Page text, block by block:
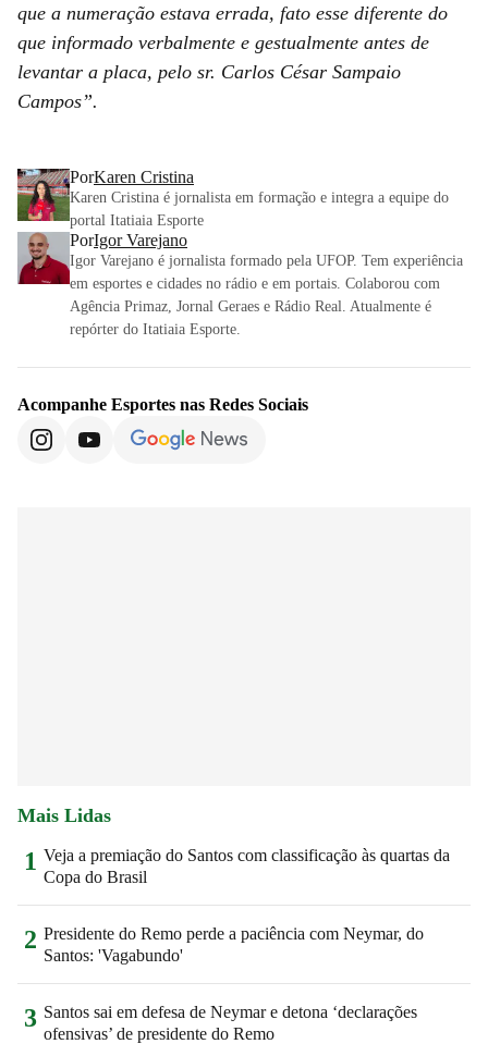
que a numeração estava errada, fato esse diferente do
que informado verbalmente e gestualmente antes de
levantar a placa, pelo sr. Carlos César Sampaio
Campos”.
PorKaren Cristina
Karen Cristina é jornalista em formação e integra a equipe do
portal Itatiaia Esporte
PorIgor Varejano
Igor Varejano é jornalista formado pela UFOP. Tem experiência
em esportes e cidades no rádio e em portais. Colaborou com
Agência Primaz, Jornal Geraes e Rádio Real. Atualmente é
repórter do Itatiaia Esporte.
Acompanhe Esportes nas Redes Sociais
Mais Lidas
1 Veja a premiação do Santos com classificação às quartas da
Copa do Brasil
2 Presidente do Remo perde a paciência com Neymar, do
Santos: 'Vagabundo'
3 Santos sai em defesa de Neymar e detona ‘declarações
ofensivas’ de presidente do Remo